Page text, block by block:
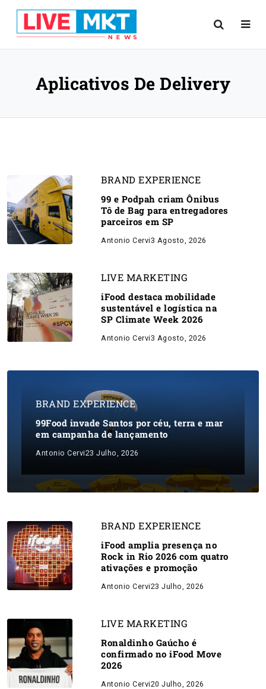
Aplicativos De Delivery
BRAND EXPERIENCE
99 e Podpah criam Ônibus
Tô de Bag para entregadores
parceiros em SP
Antonio Cervi3 Agosto, 2026
LIVE MARKETING
iFood destaca mobilidade
sustentável e logística na
SP Climate Week 2026
Antonio Cervi3 Agosto, 2026
BRAND EXPERIENCE
99Food invade Santos por céu, terra e mar
em campanha de lançamento
Antonio Cervi23 Julho, 2026
BRAND EXPERIENCE
iFood amplia presença no
Rock in Rio 2026 com quatro
ativações e promoção
Antonio Cervi23 Julho, 2026
LIVE MARKETING
Ronaldinho Gaúcho é
confirmado no iFood Move
2026
Antonio Cervi20 Julho, 2026